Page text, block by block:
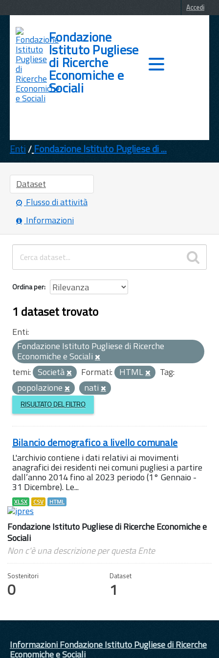
Accedi
Fondazione
Istituto Pugliese
di Ricerche
Economiche e
Sociali
TEMI
INFORMAZIONI
Enti Fondazione Istituto Pugliese di ...
Dataset
Flusso di attività
Informazioni
Ordina per
1 dataset trovato
Enti:
Fondazione Istituto Pugliese di Ricerche
Economiche e Sociali
temi: Società Formati: HTML
Tag:
popolazione
nati
RISULTATO DEL FILTRO
Bilancio demografico a livello comunale
L'archivio contiene i dati relativi ai movimenti
anagrafici dei residenti nei comuni pugliesi a partire
dall’anno 2014 fino al 2023 periodo (1° Gennaio -
31 Dicembre). Le...
XLSX CSV HTML
Fondazione Istituto Pugliese di Ricerche Economiche e
Sociali
Non c'è una descrizione per questa Ente
Sostenitori
0
Dataset
1
Informazioni Fondazione Istituto Pugliese di Ricerche
Economiche e Sociali